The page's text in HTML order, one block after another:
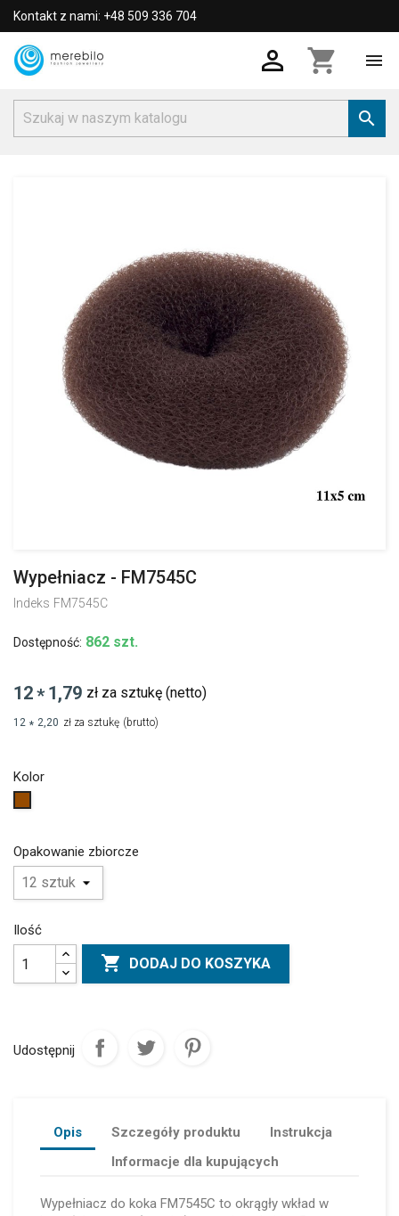
Kontakt z nami: +48 509 336 704
 shopping_cart 

Wypełniacz - FM7545C
Indeks FM7545C
Dostępność: 862 szt.
12* 1,79 zł za sztukę (netto)
12 * 2,20 zł za sztukę (brutto)
Kolor
Opakowanie zbiorcze
Ilość
 DODAJ DO KOSZYKA
Udostępnij
Opis Szczegóły produktu
Instrukcja
Informacje dla kupujących
Wypełniacz do koka FM7545C to okrągły wkład w